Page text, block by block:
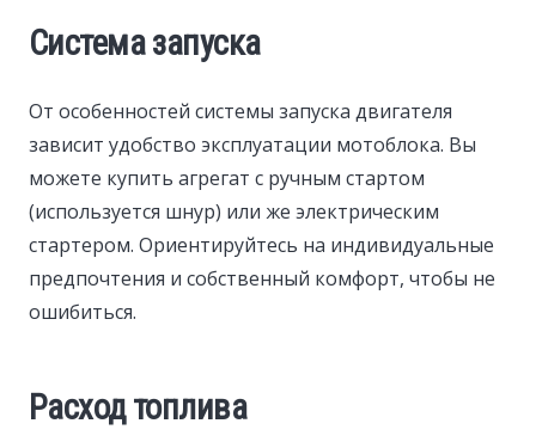
Система запуска
От особенностей системы запуска двигателя
зависит удобство эксплуатации мотоблока. Вы
можете купить агрегат с ручным стартом
(используется шнур) или же электрическим
стартером. Ориентируйтесь на индивидуальные
предпочтения и собственный комфорт, чтобы не
ошибиться.
Расход топлива